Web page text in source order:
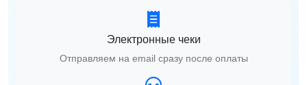
Электронные чеки
Отправляем на email сразу после оплаты